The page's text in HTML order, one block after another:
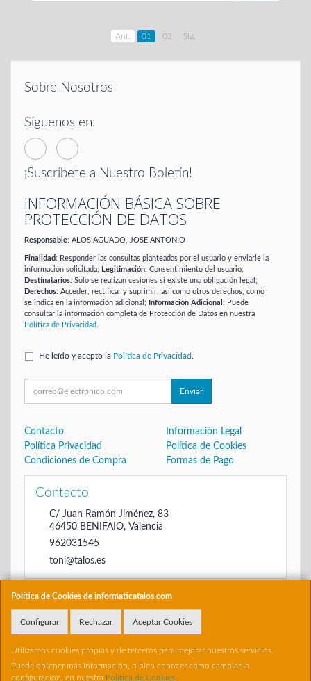
Ant. 01 02 Sig.
Política de Cookies de informaticatalos.com
Configurar Rechazar Aceptar Cookies
Utilizamos cookies propias y de terceros para mejorar nuestros servicios.
Puede obtener más información, o bien conocer cómo cambiar la
configuración, en nuestra Política de Cookies
Sobre Nosotros
Síguenos en:
¡Suscríbete a Nuestro Boletín!
INFORMACIÓN BÁSICA SOBRE
PROTECCIÓN DE DATOS
Responsable: ALOS AGUADO, JOSE ANTONIO
Finalidad: Responder las consultas planteadas por el usuario y enviarle la
información solicitada; Legitimación: Consentimiento del usuario;
Destinatarios: Solo se realizan cesiones si existe una obligación legal;
Derechos: Acceder, rectificar y suprimir, así como otros derechos, como
se indica en la información adicional;
Información Adicional : Puede
consultar la información completa de Protección de Datos en nuestra
Política de Privacidad
He leído y acepto la Política de Privacidad
Enviar
Contacto
Información Legal
Política Privacidad
Política de Cookies
Condiciones de Compra
Formas de Pago
Contacto
C/ Juan Ramón Jiménez, 83
46450 BENIFAIO, Valencia
962031545
toni@talos.es
Horario
De 16:00 hasta las 20:30